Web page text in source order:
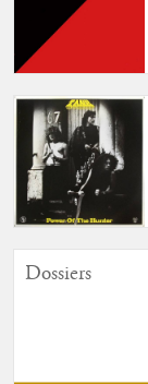
Dossiers